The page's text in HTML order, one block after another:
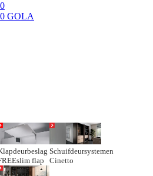
GOLA
flap
Schuifdeursystemen
Cinetto